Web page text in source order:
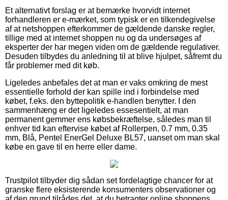
Et alternativt forslag er at bemærke hvorvidt internet
forhandleren er e-mærket, som typisk er en tilkendegivelse
af at netshoppen efterkommer de gældende danske regler,
tillige med at internet shoppen nu og da undersøges af
eksperter der har megen viden om de gældende regulativer.
Desuden tilbydes du anledning til at blive hjulpet, såfremt du
får problemer med dit køb.
Ligeledes anbefales det at man er vaks omkring de mest
essentielle forhold der kan spille ind i forbindelse med
købet, f.eks. den byttepolitik e-handlen benytter. I den
sammenhæng er det ligeledes essesentielt, at man
permanent gemmer ens købsbekræftelse, således man til
enhver tid kan eftervise købet af Rollerpen, 0.7 mm, 0.35
mm, Blå, Pentel EnerGel Deluxe BL57, uanset om man skal
købe en gave til en herre eller dame.
Trustpilot tilbyder dig sådan set fordelagtige chancer for at
granske flere eksisterende konsumenters observationer og